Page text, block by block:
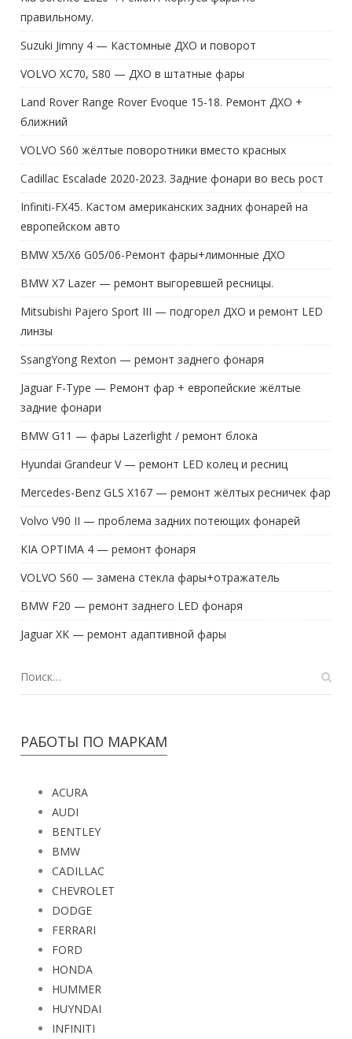
правильному.
Suzuki Jimny 4 — Кастомные ДХО и поворот
VOLVO XC70, S80 — ДХО в штатные фары
Land Rover Range Rover Evoque 15-18. Ремонт ДХО +
ближний
VOLVO S60 жёлтые поворотники вместо красных
Cadillac Escalade 2020-2023. Задние фонари во весь рост
Infiniti-FX45. Кастом американских задних фонарей на
европейском авто
BMW X5/X6 G05/06-Ремонт фары+лимонные ДХО
BMW X7 Lazer — ремонт выгоревшей ресницы.
Mitsubishi Pajero Sport III — подгорел ДХО и ремонт LED
линзы
SsangYong Rexton — ремонт заднего фонаря
Jaguar F-Type — Ремонт фар + европейские жёлтые
задние фонари
BMW G11 — фары Lazerlight / ремонт блока
Hyundai Grandeur V — ремонт LED колец и ресниц
Mercedes-Benz GLS X167 — ремонт жёлтых ресничек фар
Volvo V90 II — проблема задних потеющих фонарей
KIA OPTIMA 4 — ремонт фонаря
VOLVO S60 — замена стекла фары+отражатель
BMW F20 — ремонт заднего LED фонаря
Jaguar XK — ремонт адаптивной фары
РАБОТЫ ПО МАРКАМ
ACURA
AUDI
BENTLEY
BMW
CADILLAC
CHEVROLET
DODGE
FERRARI
FORD
HONDA
HUMMER
HUYNDAI
INFINITI